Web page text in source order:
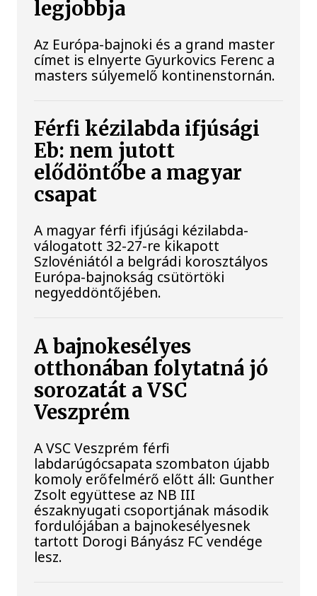
legjobbja
Az Európa-bajnoki és a grand master
címet is elnyerte Gyurkovics Ferenc a
masters súlyemelő kontinenstornán.
Férfi kézilabda ifjúsági
Eb: nem jutott
elődöntőbe a magyar
csapat
A magyar férfi ifjúsági kézilabda-
válogatott 32-27-re kikapott
Szlovéniától a belgrádi korosztályos
Európa-bajnokság csütörtöki
negyeddöntőjében.
A bajnokesélyes
otthonában folytatná jó
sorozatát a VSC
Veszprém
A VSC Veszprém férfi
labdarúgócsapata szombaton újabb
komoly erőfelmérő előtt áll: Gunther
Zsolt együttese az NB III
északnyugati csoportjának második
fordulójában a bajnokesélyesnek
tartott Dorogi Bányász FC vendége
lesz.